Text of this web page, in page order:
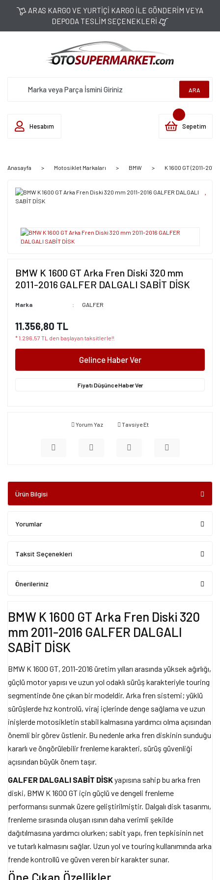
ARAS KARGO VE YURTİÇİ KARGO İLE GÖNDERİM VEYA
DEPODA TESLİM SEÇENEKLERİ
ARA
Hesabım Sepetim
Anasayfa Motosiklet Markaları BMW K 1600 GT (2011-2016)
BMW K 1600 GT Arka Fren Diski 320 mm
2011-2016 GALFER DALGALI SABİT DİSK
Marka GALFER
11.356,80 TL
* 1.296,57 TL den başlayan taksitlerle!!
Gelince Haber Ver
Fiyatı Düşünce Haber Ver
Yorum Yaz Tavsiye Et
Ürün Bilgisi
Yorumlar
Taksit Seçenekleri
Önerileriniz
BMW K 1600 GT Arka Fren Diski 320
mm 2011-2016 GALFER DALGALI
SABİT DİSK
BMW K 1600 GT, 2011-2016 üretim yılları arasında yüksek ağırlığı,
güçlü motor yapısı ve uzun yol odaklı sürüş karakteriyle touring
segmentinde öne çıkan bir modeldir. Arka fren sistemi; yüklü
sürüşlerde hız kontrolü, viraj içlerinde denge sağlama ve uzun
inişlerde motosikletin stabil kalmasına yardımcı olma açısından
önemli bir görev üstlenir. Bu nedenle arka fren diskinin sunduğu
kararlı ve öngörülebilir frenleme karakteri, sürüş güvenliği
açısından büyük önem taşır.
GALFER DALGALI SABİT DİSKyapısına sahip bu arka fren
diski, BMW K 1600 GT için güçlü ve dengeli frenleme
performansı sunmak üzere geliştirilmiştir. Dalgalı disk tasarımı,
frenleme sırasında oluşan ısının daha verimli şekilde
dağıtılmasına yardımcı olurken; sabit yapı, fren tepkisinin net
ve tutarlı kalmasını sağlar. Uzun yol ve touring kullanımında arka
frende kontrollü ve güven veren bir karakter sunar.